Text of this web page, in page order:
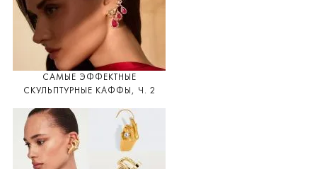
САМЫЕ ЭФФЕКТНЫЕ
СКУЛЬПТУРНЫЕ КАФФЫ, Ч. 2